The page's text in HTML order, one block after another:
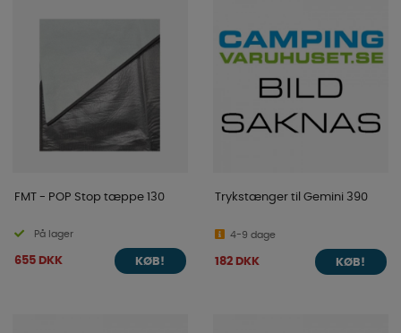
FMT - POP Stop tæppe 130
På lager
655 DKK KØB!
Trykstænger til Gemini 390
4-9 dage
182 DKK KØB!